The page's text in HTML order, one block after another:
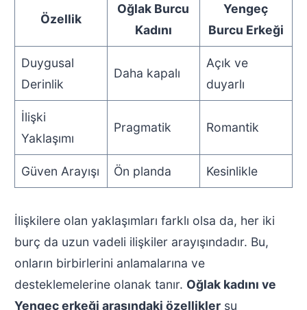
Özellik
Oğlak Burcu
Kadını
Yengeç
Burcu Erkeği
Duygusal
Derinlik
Daha kapalı
Açık ve
duyarlı
İlişki
Yaklaşımı
Pragmatik Romantik
Güven Arayışı Ön planda Kesinlikle
İlişkilere olan yaklaşımları farklı olsa da, her iki
burç da uzun vadeli ilişkiler arayışındadır. Bu,
onların birbirlerini anlamalarına ve
desteklemelerine olanak tanır. Oğlak kadını ve
Yengeç erkeği arasındaki özelliklerşu